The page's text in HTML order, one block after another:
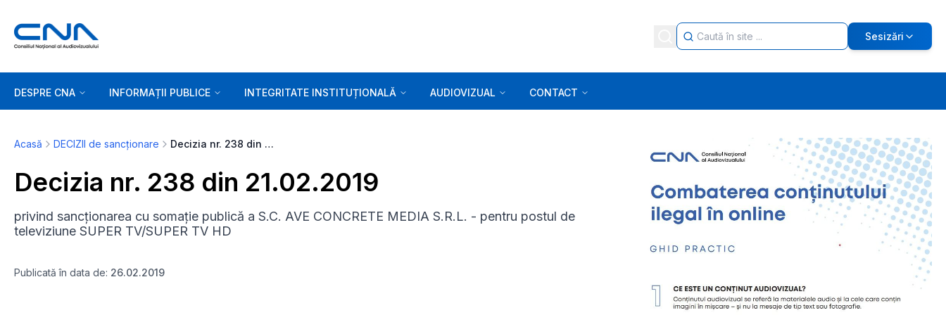
Sesizări
DESPRE CNA INFORMAȚII PUBLICE INTEGRITATE INSTITUȚIONALĂ AUDIOVIZUAL CONTACT
Acasă DECIZII de sancționare Decizia nr. 238 din 21.02.2019
Decizia nr. 238 din 21.02.2019
privind sancționarea cu somație publică a S.C. AVE CONCRETE MEDIA S.R.L. - pentru postul de
televiziune SUPER TV/SUPER TV HD
Publicată în data de: 26.02.2019